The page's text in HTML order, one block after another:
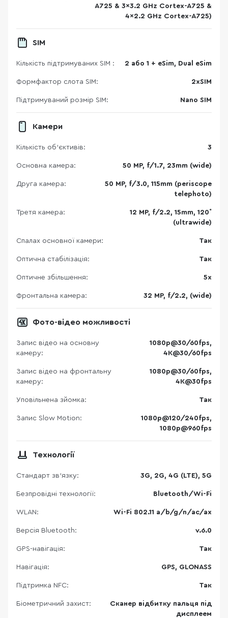
A725 & 3x3.2 GHz Cortex-A725 &
4x2.2 GHz Cortex-A725)
SIM
Кількість підтримуваних SIM : 2 або 1 + eSim, Dual eSim
Формфактор слота SIM: 2хSIM
Підтримуваний розмір SIM: Nano SIM
Камери
Кількість об'єктивів: 3
Основна камера: 50 MP, f/1.7, 23mm (wide)
Друга камера:
50 MP, f/3.0, 115mm (periscope
telephoto)
Третя камера:
12 MP, f/2.2, 15mm, 120˚
(ultrawide)
Спалах основної камери: Так
Оптична стабілізація: Так
Оптичне збільшення: 5x
Фронтальна камера: 32 MP, f/2.2, (wide)
Фото-відео можливості
Запис відео на основну
камеру:
1080p@30/60fps,
4K@30/60fps
Запис відео на фронтальну
камеру:
1080p@30/60fps,
4K@30fps
Уповільнена зйомка: Так
Запис Slow Motion:
1080p@120/240fps,
1080p@960fps
Технології
Стандарт зв'язку: 3G, 2G, 4G (LTE), 5G
Безпровідні технології: Bluetooth/Wi-Fi
WLAN: Wi-Fi 802.11 a/b/g/n/ac/ax
Версія Bluetooth: v.6.0
GPS-навігація: Так
Навігація: GPS, GLONASS
Підтримка NFC: Так
Біометричний захист:
Сканер відбитку пальця під
дисплеем